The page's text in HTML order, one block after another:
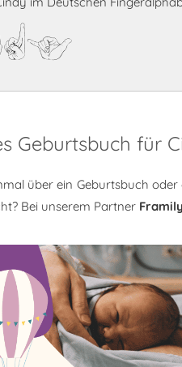
Geburtsbuch für
über ein Geburtsbuch
Bei unserem Partner Framily